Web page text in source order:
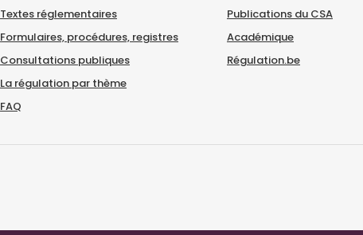
Textes réglementaires
Formulaires, procédures, registres
Consultations publiques
La régulation par thème
FAQ
Publications du CSA
Académique
Régulation.be